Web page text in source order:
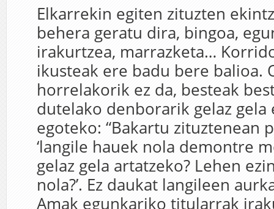
Elkarrekin egiten zituzten
behera geratu dira, bingoa,
irakurtzea, marrazketa…
ikusteak ere badu bere balioa.
horrelakorik ez da, besteak
dutelako denborarik gelaz
egoteko: “Bakartu zituztenean
‘langile hauek nola demontre
gelaz gela artatzeko? Lehen
nola?’. Ez daukat langileen
Amak egunkariko titularrak